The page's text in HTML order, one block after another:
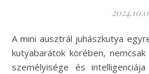
A mini ausztrál juhászkutya egyre népszerűbb választás a
kutyabarátok körében,
személyisége és